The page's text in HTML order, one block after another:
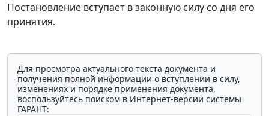
Постановление вступает в законную силу со дня его
принятия.
Для просмотра актуального текста документа и
получения полной информации о вступлении в силу,
изменениях и порядке применения документа,
воспользуйтесь поиском в Интернет-версии системы
ГАРАНТ: